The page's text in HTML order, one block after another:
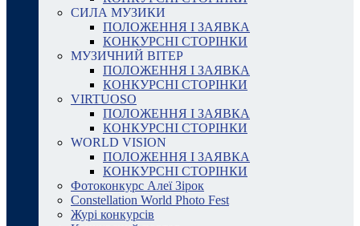
СИЛА МУЗИКИ
ПОЛОЖЕННЯ І ЗАЯВКА
КОНКУРСНІ СТОРІНКИ
МУЗИЧНИЙ ВІТЕР
ПОЛОЖЕННЯ І ЗАЯВКА
КОНКУРСНІ СТОРІНКИ
VIRTUOSO
ПОЛОЖЕННЯ І ЗАЯВКА
КОНКУРСНІ СТОРІНКИ
WORLD VISION
ПОЛОЖЕННЯ І ЗАЯВКА
КОНКУРСНІ СТОРІНКИ
Фотоконкурс Алеї Зірок
Constellation World Photo Fest
Журі конкурсів